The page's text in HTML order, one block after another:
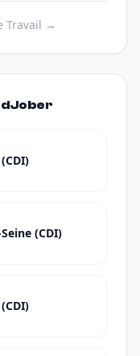
Travail →
(CDI)